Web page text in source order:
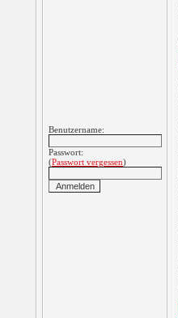
Benutzername:
Passwort:
(Passwort vergessen)